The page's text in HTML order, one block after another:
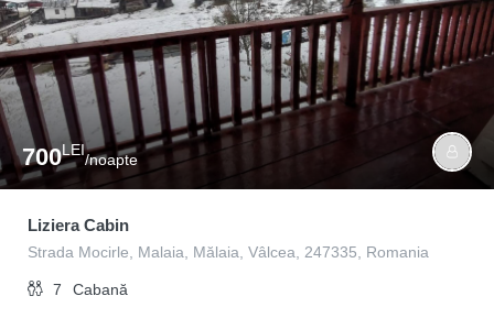
700LEI
/noapte
Liziera Cabin
Strada Mocirle, Malaia, Mălaia, Vâlcea, 247335, Romania
7 Cabană